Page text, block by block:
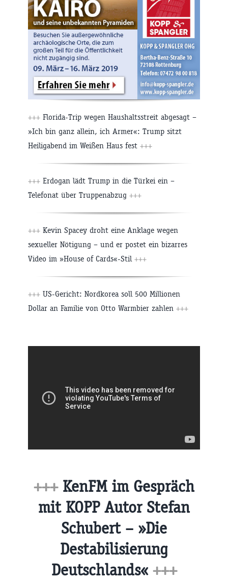
+++ Florida-Trip wegen Haushaltsstreit abgesagt –
»Ich bin ganz allein, ich Armer«: Trump sitzt
Heiligabend im Weißen Haus fest +++
+++ Erdogan lädt Trump in die Türkei ein –
Telefonat über Truppenabzug +++
+++ Kevin Spacey droht eine Anklage wegen
sexueller Nötigung – und er postet ein bizarres
Video im »House of Cards«-Stil +++
+++ US-Gericht: Nordkorea soll 500 Millionen
Dollar an Familie von Otto Warmbier zahlen +++
+++ KenFM im Gespräch
mit KOPP Autor Stefan
Schubert – »Die
Destabilisierung
Deutschlands« +++